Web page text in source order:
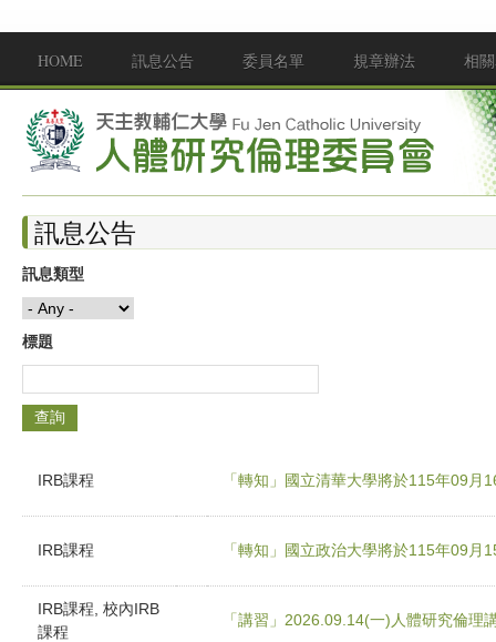
Main menu
HOME 訊息公告 委員名單 規章辦法 相
訊息公告
訊息類型
標題
IRB課程 「轉知」國立清華大學將於115年09月
IRB課程 「轉知」國立政治大學將於115年09月
IRB課程, 校內IRB
課程
「講習」2026.09.14(一)人體研究倫理